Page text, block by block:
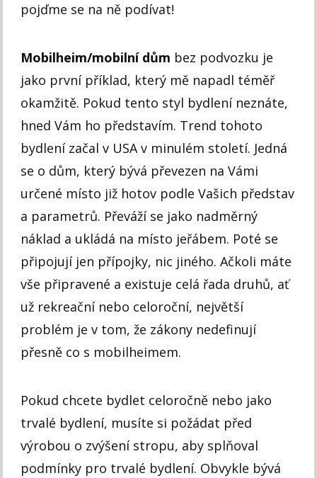
pojďme se na ně podívat!
Mobilheim/mobilní dům bez podvozku je
jako první příklad, který mě napadl téměř
okamžitě. Pokud tento styl bydlení neznáte,
hned Vám ho představím. Trend tohoto
bydlení začal v USA v minulém století. Jedná
se o dům, který bývá převezen na Vámi
určené místo již hotov podle Vašich představ
a parametrů. Převáží se jako nadměrný
náklad a ukládá na místo jeřábem. Poté se
připojují jen přípojky, nic jiného. Ačkoli máte
vše připravené a existuje celá řada druhů, ať
už rekreační nebo celoroční, největší
problém je v tom, že zákony nedefinují
přesně co s mobilheimem.
Pokud chcete bydlet celoročně nebo jako
trvalé bydlení, musíte si požádat před
výrobou o zvýšení stropu, aby splňoval
podmínky pro trvalé bydlení. Obvykle bývá